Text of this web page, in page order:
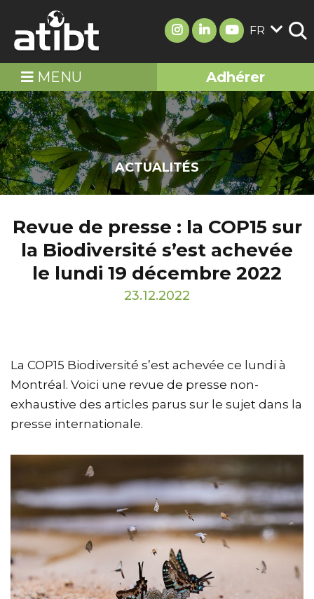
FR
MENU Adhérer
ACTUALITÉS
Revue de presse : la COP15 sur
la Biodiversité s’est achevée
le lundi 19 décembre 2022
23.12.2022
La COP15 Biodiversité s’est achevée ce lundi à
Montréal. Voici une revue de presse non-
exhaustive des articles parus sur le sujet dans la
presse internationale.